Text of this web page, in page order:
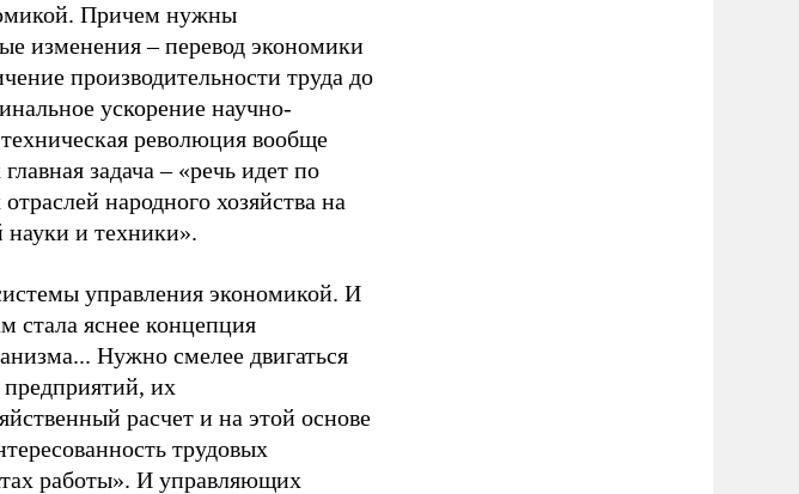
Причем нужны
изменения – перевод экономики
производительности труда до
ускорение научно-
революция вообще
задача – «речь идет по
народного хо­зяйства на
и техники».
управления экономикой. И
стала яснее концепция
Нужно смелее двигаться
их
расчет и на этой основе
трудовых
работы». И управляющих